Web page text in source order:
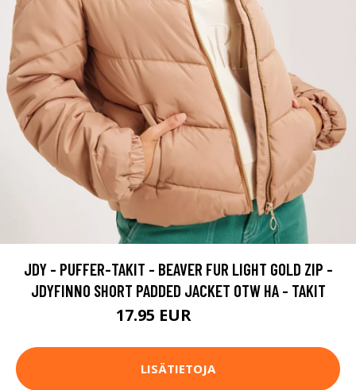
JDY - PUFFER-TAKIT - BEAVER FUR LIGHT GOLD ZIP -
JDYFINNO SHORT PADDED JACKET OTW HA - TAKIT
17.95 EUR
LISÄTIETOJA